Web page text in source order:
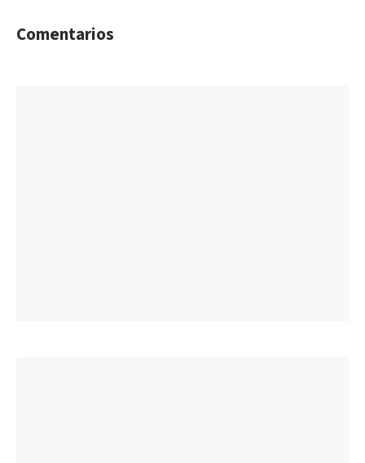
Comentarios